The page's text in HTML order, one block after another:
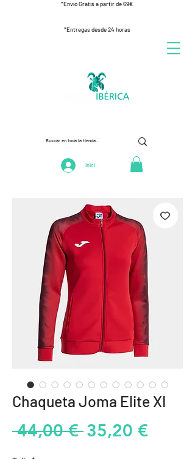
*Envío Gratis a partir de 69€
*Entregas desde 24 horas
Iniciar Sesión
Chaqueta Joma Elite XI
44,00 € Precio
35,20 €Precio